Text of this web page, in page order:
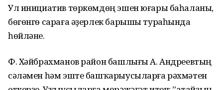
Ул инициатив төркөмдөң эшен юғары баһаланы,
бөгөнгө сараға әҙерлек барышы тураһында
һөйләне.
Ф. Хәйбрахманов район башлығы А. Андреевтың
сәләмен һәм эште башҡарыусыларға рәхмәтен